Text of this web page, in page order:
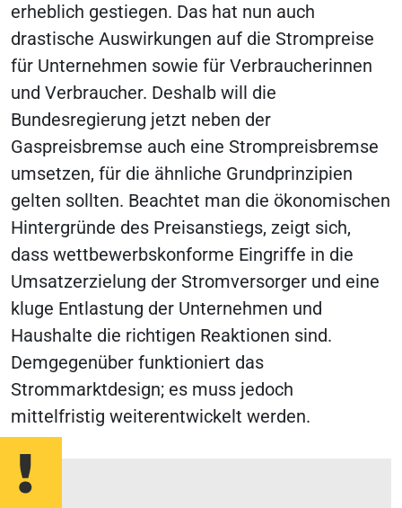
erheblich gestiegen. Das hat nun auch
drastische Auswirkungen auf die Strompreise
für Unternehmen sowie für Verbraucherinnen
und Verbraucher. Deshalb will die
Bundesregierung jetzt neben der
Gaspreisbremse auch eine Strompreisbremse
umsetzen, für die ähnliche Grundprinzipien
gelten sollten. Beachtet man die ökonomischen
Hintergründe des Preisanstiegs, zeigt sich,
dass wettbewerbskonforme Eingriffe in die
Umsatzerzielung der Stromversorger und eine
kluge Entlastung der Unternehmen und
Haushalte die richtigen Reaktionen sind.
Demgegenüber funktioniert das
Strommarktdesign; es muss jedoch
mittelfristig weiterentwickelt werden.